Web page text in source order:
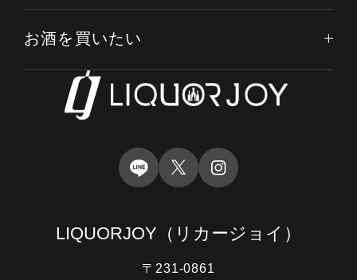
LIQUORJOY （リカージョイ）
〒231-0861
お酒を買いたい